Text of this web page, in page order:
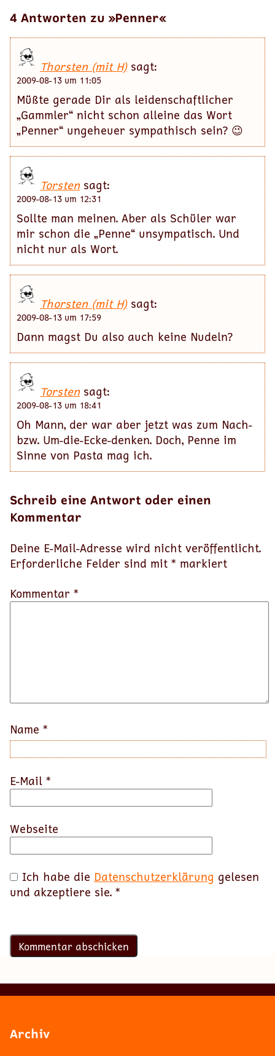
4 Antworten zu »Penner«
Thorsten (mit H)sagt:
2009-08-13 um 11:05
Müßte gerade Dir als leidenschaftlicher
„Gammler“ nicht schon alleine das Wort
„Penner“ ungeheuer sympathisch sein? 😉
Torstensagt:
2009-08-13 um 12:31
Sollte man meinen. Aber als Schüler war
mir schon die „Penne“ unsympatisch. Und
nicht nur als Wort.
Thorsten (mit H)sagt:
2009-08-13 um 17:59
Dann magst Du also auch keine Nudeln?
Torstensagt:
2009-08-13 um 18:41
Oh Mann, der war aber jetzt was zum Nach-
bzw. Um-die-Ecke-denken. Doch, Penne im
Sinne von Pasta mag ich.
Schreib eine Antwort oder einen
Kommentar
Deine E-Mail-Adresse wird nicht veröffentlicht.
Erforderliche Felder sind mit * markiert
Kommentar *
Name *
E-Mail *
Webseite
Ich habe die Datenschutzerklärung gelesen
und akzeptiere sie. *
Archiv